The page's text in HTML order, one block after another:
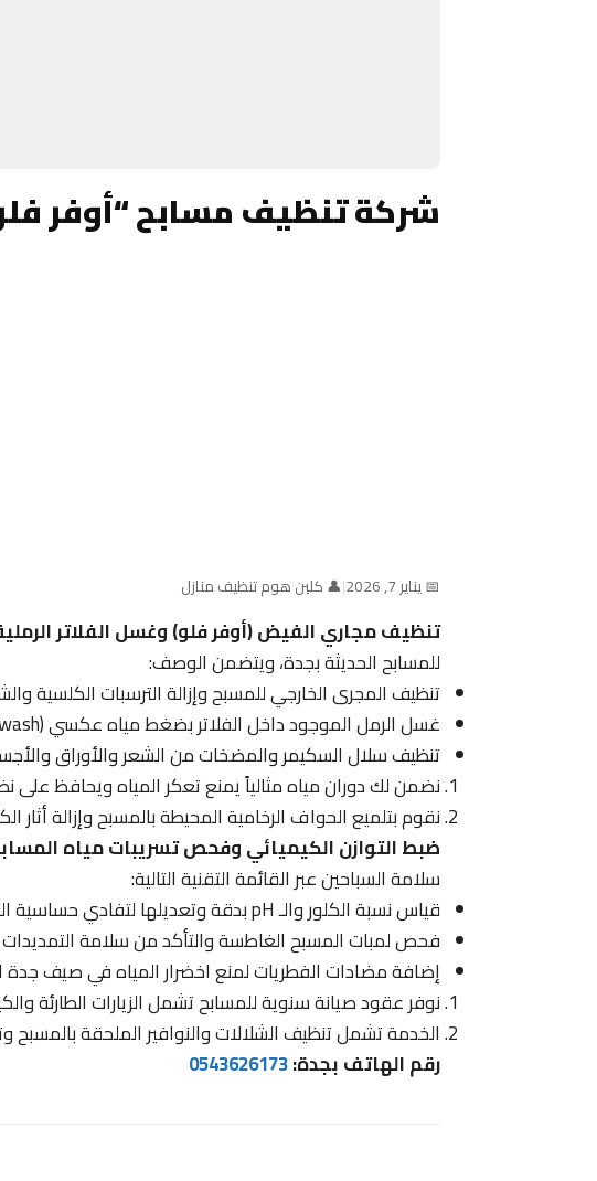
شركة تنظيف مسابح “أوفر
📅 يناير 7, 2026 |👤 كلين هوم تنظيف منازل
تنظيف مجاري الفيض (أوفر فلو) وغسل الفلاتر
للمسابح الحديثة بجدة، ويتضمن الوصف:
تنظيف المجرى الخارجي للمسبح وإزالة الترسبات الكلسية
غسل الرمل الموجود داخل الفلاتر بضغط مياه عكسي (Backwash) لضمان النقاء.
تنظيف سلال السكيمر والمضخات من الشعر والأوراق
نضمن لك دوران مياه مثالياً يمنع تعكر المياه ويحافظ على
نقوم بتلميع الحواف الرخامية المحيطة بالمسبح وإزالة أثار
ضبط التوازن الكيميائي وفحص تسريبات مياه
سلامة السباحين عبر القائمة التقنية التالية:
قياس نسبة الكلور والـ pH بدقة وتعديلها لتفادي حساسية العين والجلد.
فحص لمبات المسبح الغاطسة والتأكد من سلامة التمديدات
إضافة مضادات الفطريات لمنع اخضرار المياه في صيف جدة
نوفر عقود صيانة سنوية للمسابح تشمل الزيارات الطارئة
الخدمة تشمل تنظيف الشلالات والنوافير الملحقة بالمسبح
رقم الهاتف بجدة:0543626173